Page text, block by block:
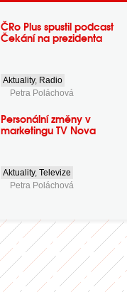
ČRo Plus spustil podcast
Čekání na prezidenta
Aktuality, Radio
Petra Poláchová
Personální změny v
marketingu TV Nova
Aktuality,Televize
Petra Poláchová